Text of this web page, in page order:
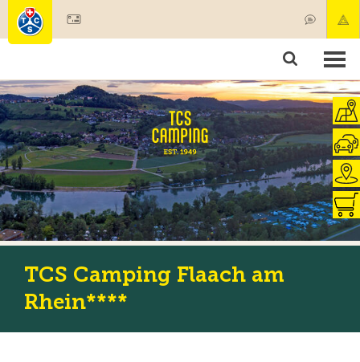
Societariato & prestazioni
Test, sicurezza & salute
TCS Camping Flaach am
Rhein****